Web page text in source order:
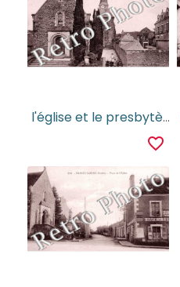
l'église et le presbytère
favorite_border